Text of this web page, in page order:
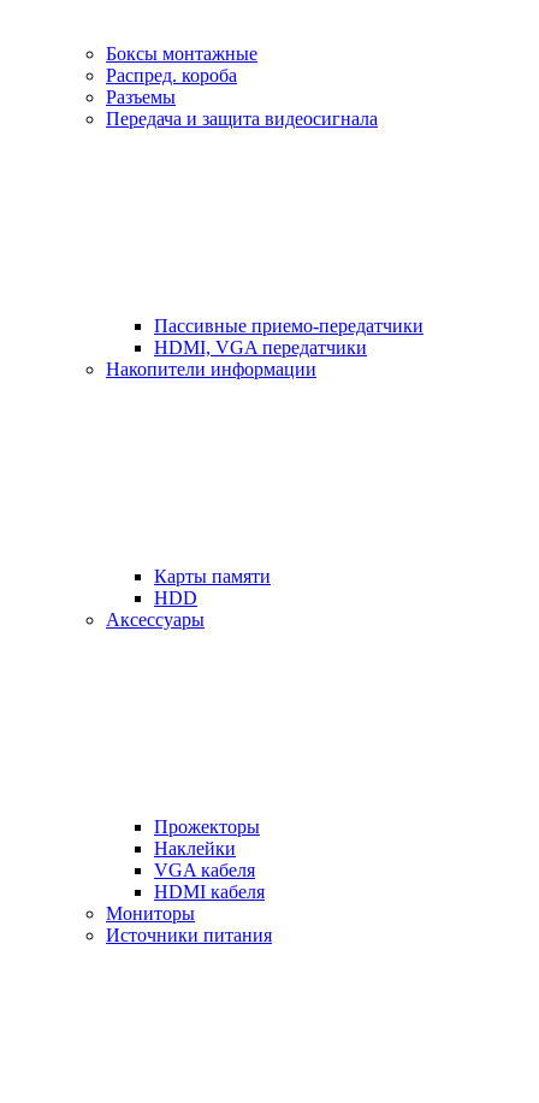
Боксы монтажные
Распред. короба
Разъемы
Передача и защита видеосигнала
Пассивные приемо-передатчики
HDMI, VGA передатчики
Накопители информации
Карты памяти
HDD
Аксессуары
Прожекторы
Наклейки
VGA кабеля
HDMI кабеля
Мониторы
Источники питания